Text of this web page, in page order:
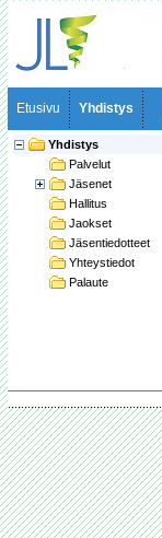
Etusivu Yhdistys
Yhdistys
Palvelut
Jäsenet
Hallitus
Jaokset
Jäsentiedotteet
Yhteystiedot
Palaute